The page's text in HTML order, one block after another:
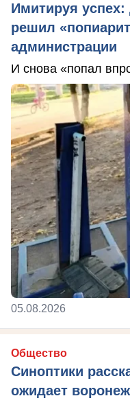
Имитируя успех:
решил
администрации
И снова «попал
05.08.2026
Общество
Синоптики
ожидает